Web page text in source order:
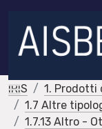
IRIS
1. Prodotti
1.7 Altre
1.7.13 Altro -